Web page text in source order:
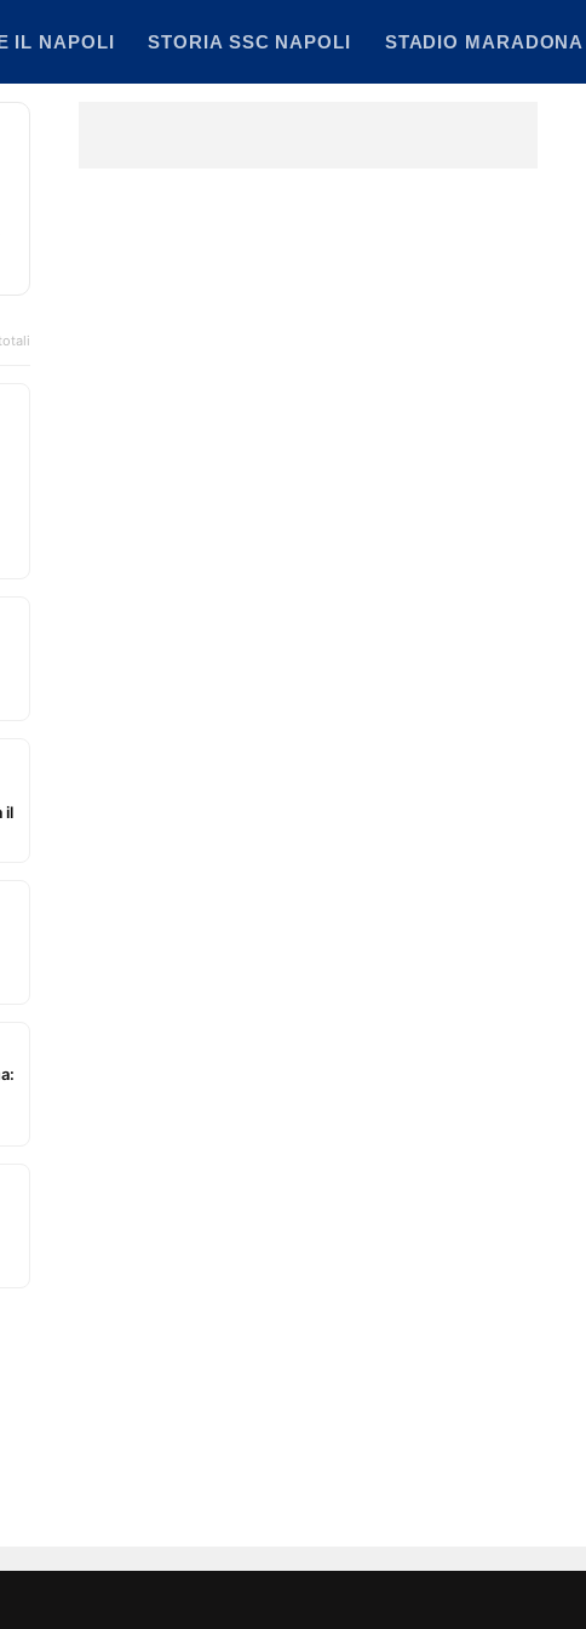
IL NAPOLI STORIA SSC NAPOLI STADIO MARADONA
il